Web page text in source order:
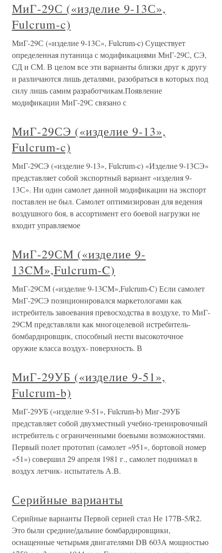
МиГ-29С («изделие 9-13С»,
Fulcrum-c)
МиГ-29С («изделие 9-13С», Fulcrum-c) Существует
определенная путаница с модификациями МнГ-29С, СЭ,
СД и СМ. В целом все эти варианты близки друг к другу
и различаются лишь деталями, разобраться в которых под
силу лишь самим разработчикам.Появление
модификации МиГ-29С связано с
МиГ-29СЭ («изделие 9-13»,
Fulcrum-c)
МиГ-29СЭ («изделие 9-13», Fulcrum-c) «Изделие 9-13СЭ»
представляет собой экспортный вариант «изделия 9-
13С». Ни один самолет данной модификации на экспорт
поставлен не был. Самолет оптимизирован для ведения
воздушного боя, в ассортимент его боевой нагрузки не
входит управляемое
МиГ-29СМ («изделие 9-
13CM»,Fulcrum-C)
МиГ-29СМ («изделие 9-13CM»,Fulcrum-C) Если самолет
МнГ-29СЭ позиционировался маркетологами как
истребитель завоевания превосходства в воздухе, то МиГ-
29СМ представляли как многоцелевой истребитель-
бомбардировщик, способный нести высокоточное
оружие класса воздух- поверхность. В
МиГ-29УБ («изделие 9-51»,
Fulcrum-b)
МиГ-29УБ («изделие 9-51», Fulcrum-b) Миг-29УБ
представляет собой двухместный учебно-тренировочный
истребитель с ограниченными боевыми возможностями.
Первый полет прототип (самолет «951», бортовой номер
«51») совершил 29 апреля 1981 г., самолет поднимал в
воздух летчик- испытатель А.В.
Серийные варианты
Серийные варианты Первой серией стал Не 177B-5/R2.
Это были средние/дальние бомбардировщики,
оснащенные четырьмя двигателями DB 603A мощностью